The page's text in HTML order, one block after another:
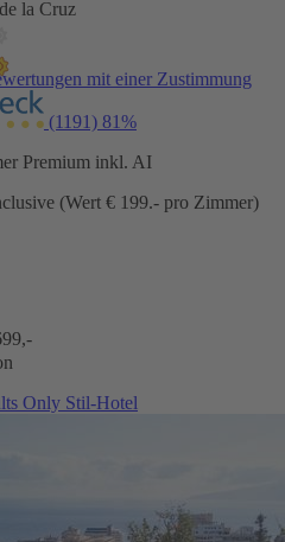
la Cruz
mit einer Zustimmung
(1191) 81%
Premium inkl. AI
(Wert € 199.- pro Zimmer)
Only Stil-Hotel